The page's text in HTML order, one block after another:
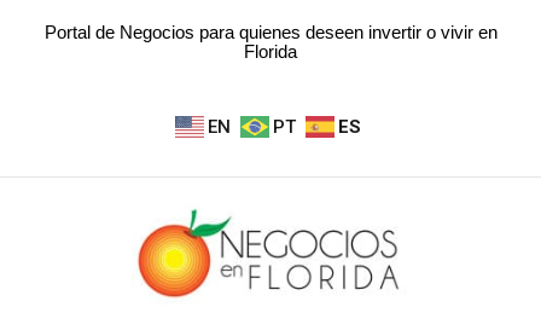
Portal de Negocios para quienes deseen invertir o vivir en
Florida
EN PT ES